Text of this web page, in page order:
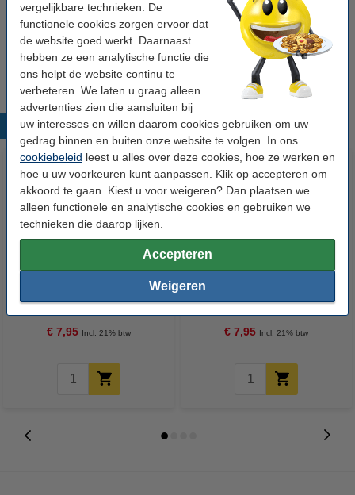
vergelijkbare technieken. De
functionele cookies zorgen ervoor dat
de website goed werkt. Daarnaast
hebben ze een analytische functie die
ons helpt de website continu te
verbeteren. We laten u graag alleen
advertenties zien die aansluiten bij
uw interesses en willen daarom cookies gebruiken om uw
gedrag binnen en buiten onze website te volgen. In ons
cookiebeleid leest u alles over deze cookies, hoe ze werken en
hoe u uw voorkeuren kunt aanpassen. Klik op accepteren om
akkoord te gaan. Kiest u voor weigeren? Dan plaatsen we
alleen functionele en analytische cookies en gebruiken we
technieken die daarop lijken.
Accepteren
Weigeren
Nummer: C13T06B140
Wij adviseren u om deze inktfles i.p.v. de originele inktfles te nemen.
Populaire producten
€ 7,95 Incl. 21% btw € 7,95 Incl. 21% btw